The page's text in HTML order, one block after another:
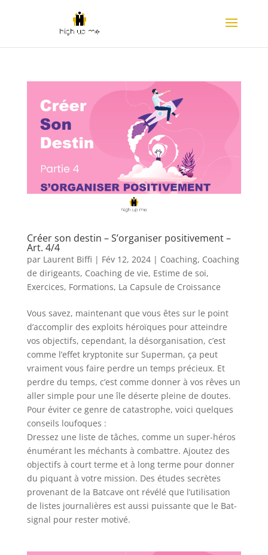
Créer son destin – S’organiser positivement –
Art. 4/4
par Laurent Biffi | Fév 12, 2024| Coaching, Coaching
de dirigeants, Coaching de vie, Estime de soi,
Exercices, Formations, La Capsule de Croissance
Vous savez, maintenant que vous êtes sur le point
d’accomplir des exploits héroïques pour atteindre
vos objectifs, cependant, la désorganisation, c’est
comme l’effet kryptonite sur Superman, ça peut
vraiment vous faire perdre un temps précieux. Et
perdre du temps, c’est comme donner à vos rêves un
aller simple pour une île déserte pleine de doutes.
Pour éviter ce genre de catastrophe, voici quelques
conseils loufoques :
Dressez une liste de tâches, comme un super-héros
énumérant les méchants à combattre. Ajoutez des
objectifs à court terme et à long terme pour donner
du piquant à votre mission. Des études secrètes
provenant de la Batcave ont révélé que l’utilisation
de listes journalières est aussi puissante que le Bat-
signal pour rester motivé.